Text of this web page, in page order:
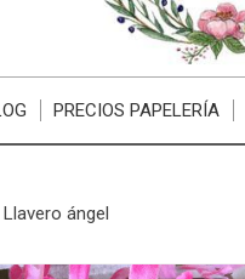
PRECIOS PAPELERÍA
Llavero ángel